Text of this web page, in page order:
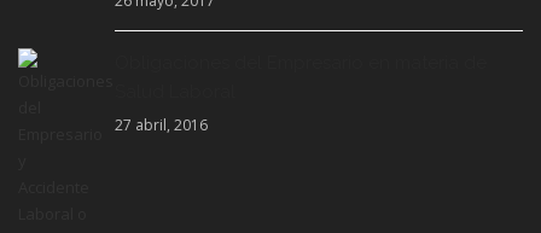
27 abril, 2016